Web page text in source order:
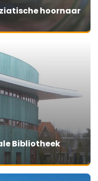
hoornaar
Bibliotheek